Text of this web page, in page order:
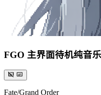
FGO 主界面待机纯音乐
Fate/Grand Order